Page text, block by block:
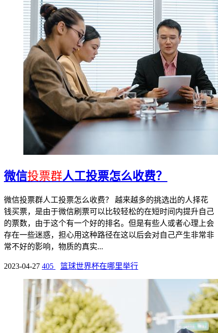
微信投票群人工投票怎么收费？
微信投票群人工投票怎么收费？ 越来越多的挑选出的人择花
钱买票，是由于微信刷票可以比较轻松的在短时间内提升自己
的票数，由于这个有一个好的排名。但是有些人或者心理上会
存在一些迷惑，担心用这种路径在这以后会对自己产生非常非
常不好的影响，物质的真实...
2023-04-27 405 篮球世界杯在哪里举行